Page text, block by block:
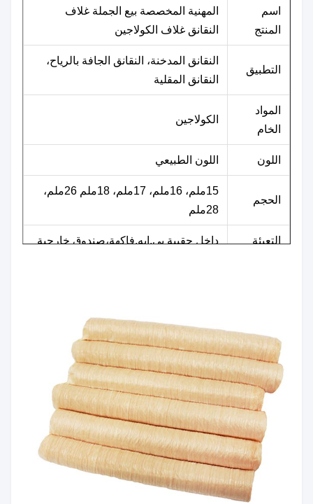
اسم
المنتج
المهنية المخصصة بيع الجملة غلاف
النقانق غلاف الكولاجين
التطبيق
النقانق المدخنة، النقانق الجافة بالرياح،
النقانق المقلية
المواد
الخام
الكولاجين
اللون اللون الطبيعي
الحجم
15ملم، 16ملم، 17ملم، 18ملم 26ملم،
28ملم
التعبئة داخل حقيبة بي.إيه.فاكهة،صندوق خارجية